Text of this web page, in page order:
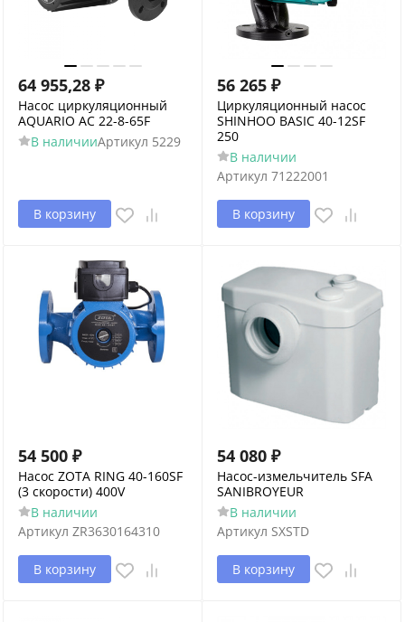
64 955,28 ₽
Насос циркуляционный
AQUARIO AC 22-8-65F
В наличииАртикул 5229
В корзину
56 265 ₽
Циркуляционный насос
SHINHOO BASIC 40-12SF
250
В наличии
Артикул 71222001
В корзину
54 500 ₽
Насос ZOTA RING 40-160SF
(3 скорости) 400V
В наличии
Артикул ZR3630164310
В корзину
54 080 ₽
Насос-измельчитель SFA
SANIBROYEUR
В наличии
Артикул SXSTD
В корзину